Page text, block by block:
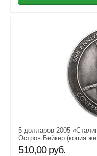
5 долларов 2005
Остров Бейкер (копия
510,00 руб.